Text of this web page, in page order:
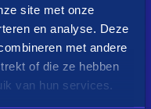
site met onze
en analyse. Deze
met andere
of die ze hebben
van hun services.